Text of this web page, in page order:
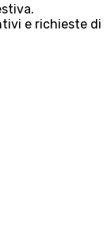
e richieste di